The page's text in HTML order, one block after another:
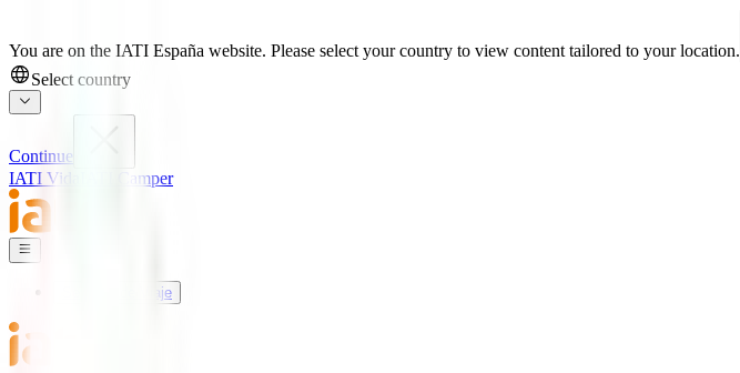
You are on the IATI España website. Please select your country to view content tailored to your location.
Select country
Continue
IATI Vida
IATI Camper
Seguros de Viaje